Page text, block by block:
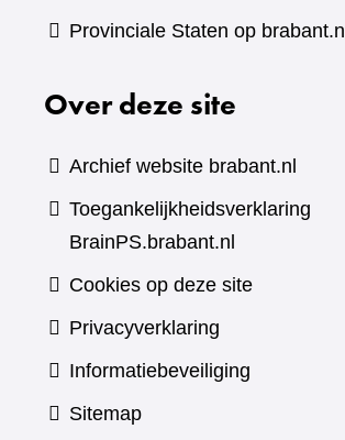
Provinciale Staten op brabant.nl
Over deze site
Archief website brabant.nl
Toegankelijkheidsverklaring
BrainPS.brabant.nl
Cookies op deze site
Privacyverklaring
Informatiebeveiliging
Sitemap